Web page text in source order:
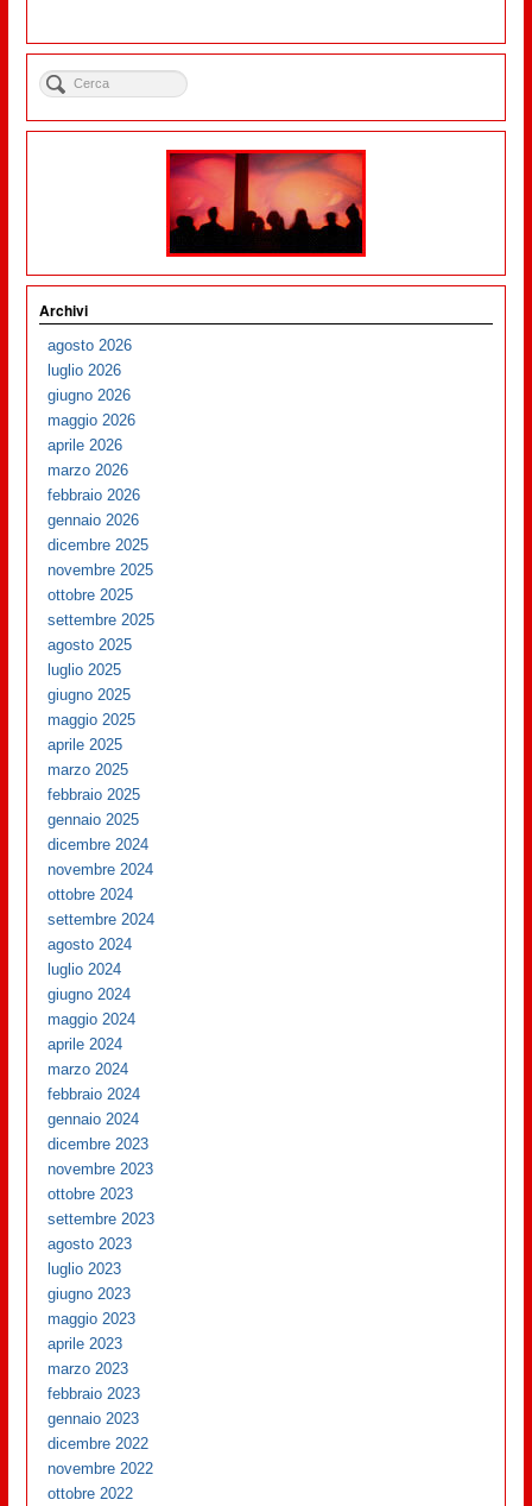
Archivi
agosto 2026
luglio 2026
giugno 2026
maggio 2026
aprile 2026
marzo 2026
febbraio 2026
gennaio 2026
dicembre 2025
novembre 2025
ottobre 2025
settembre 2025
agosto 2025
luglio 2025
giugno 2025
maggio 2025
aprile 2025
marzo 2025
febbraio 2025
gennaio 2025
dicembre 2024
novembre 2024
ottobre 2024
settembre 2024
agosto 2024
luglio 2024
giugno 2024
maggio 2024
aprile 2024
marzo 2024
febbraio 2024
gennaio 2024
dicembre 2023
novembre 2023
ottobre 2023
settembre 2023
agosto 2023
luglio 2023
giugno 2023
maggio 2023
aprile 2023
marzo 2023
febbraio 2023
gennaio 2023
dicembre 2022
novembre 2022
ottobre 2022